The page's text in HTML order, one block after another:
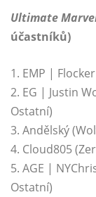
Ultimate
účastníků)
1. EMP |
2. EG | Justin
Ostatní)
3. Andělský
4. Cloud805
5. AGE |
Ostatní)